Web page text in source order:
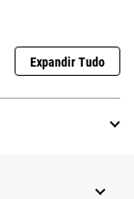
Expandir Tudo